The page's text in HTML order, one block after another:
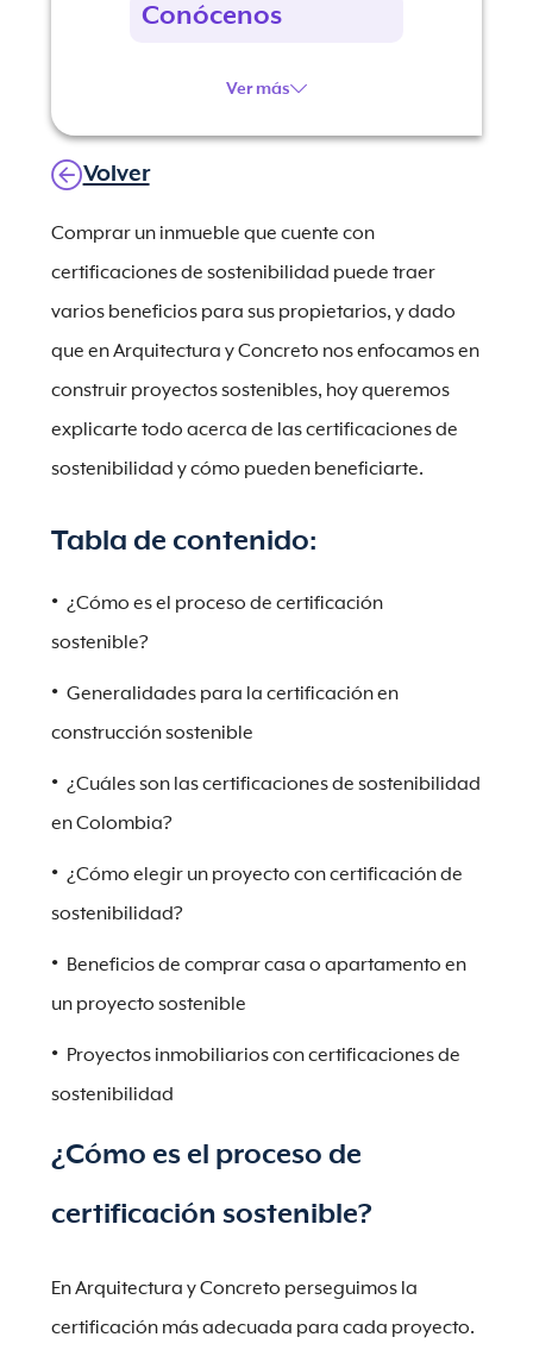
Conócenos
Ver más
Volver
Comprar un inmueble que cuente con
certificaciones de sostenibilidad puede traer
varios beneficios para sus propietarios, y dado
que en Arquitectura y Concreto nos enfocamos en
construir proyectos sostenibles, hoy queremos
explicarte todo acerca de las certificaciones de
sostenibilidad y cómo pueden beneficiarte.
Tabla de contenido:
¿Cómo es el proceso de certificación
sostenible?
Generalidades para la certificación en
construcción sostenible
¿Cuáles son las certificaciones de sostenibilidad
en Colombia?
¿Cómo elegir un proyecto con certificación de
sostenibilidad?
Beneficios de comprar casa o apartamento en
un proyecto sostenible
Proyectos inmobiliarios con certificaciones de
sostenibilidad
¿Cómo es el proceso de
certificación sostenible?
En Arquitectura y Concreto perseguimos la
certificación más adecuada para cada proyecto.